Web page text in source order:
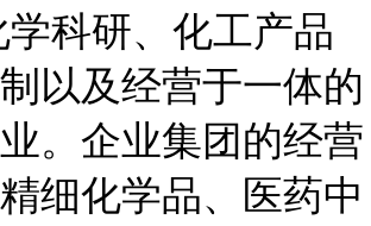
学科研、化工产品
以及经营于一体的
。企业集团的经营
细化学品、医药中